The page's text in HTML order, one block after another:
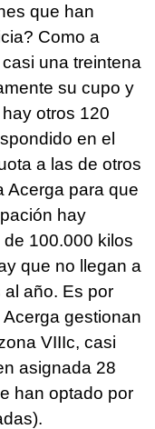
que han
Como a
una treintena
su cupo y
otros 120
en el
a las de otros
Acerga para que
hay
100.000 kilos
que no llegan a
año. Es por
gestionan
VIIIc, casi
asignada 28
han optado por